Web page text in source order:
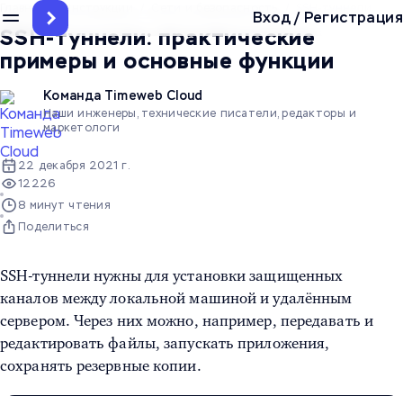
Вход/ Регистрация
Главная Инструкции
SSH-туннели: практические
примеры и основные функции
Команда Timeweb Cloud
Наши инженеры, технические писатели, редакторы и
маркетологи
22 декабря 2021 г.
12226
8 минут чтения
Поделиться
SSH-туннели нужны для установки защищенных
каналов между локальной машиной и удалённым
сервером. Через них можно, например, передавать и
редактировать файлы, запускать приложения,
сохранять резервные копии.